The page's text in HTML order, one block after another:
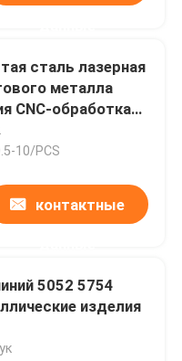
сталь лазерная
металла
CNC-обработка
10/PCS
контактные
5052 5754
изделия